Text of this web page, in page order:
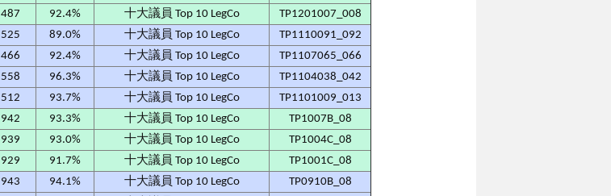
487 92.4% 十大議員 Top 10 LegCo
TP1201007_008
525 89.0% 十大議員 Top 10 LegCo
TP1110091_092
466 92.4% 十大議員 Top 10 LegCo
TP1107065_066
558 96.3% 十大議員 Top 10 LegCo
TP1104038_042
512 93.7% 十大議員 Top 10 LegCo
TP1101009_013
942 93.3% 十大議員 Top 10 LegCo
TP1007B_08
939 93.0% 十大議員 Top 10 LegCo
TP1004C_08
929 91.7% 十大議員 Top 10 LegCo
TP1001C_08
943 94.1% 十大議員 Top 10 LegCo
TP0910B_08